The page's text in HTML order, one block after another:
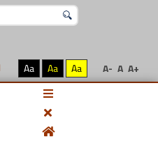
Aa Aa Aa A- A A+